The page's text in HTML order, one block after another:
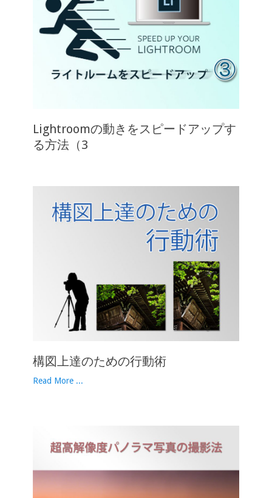
Lightroomの動きをスピードアップす
る方法（3
構図上達のための行動術
Read More ...